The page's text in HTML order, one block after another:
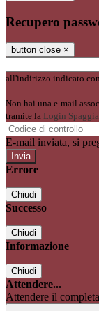
Recupero
button close ×
all'indirizzo indicato
Non hai una e-mail
tramite la Login
E-mail inviata, si
Errore
Chiudi
Successo
Chiudi
Informazione
Chiudi
Attendere...
Attendere il